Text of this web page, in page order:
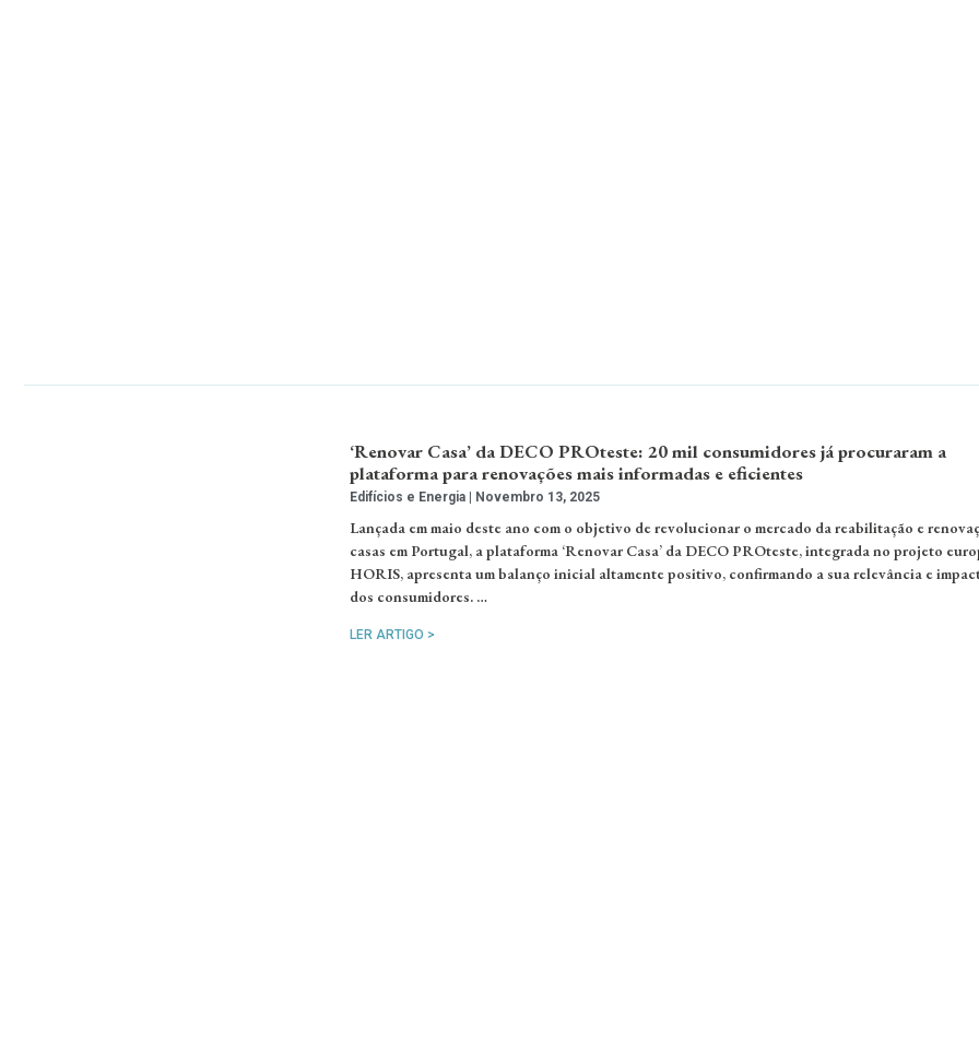
‘Renovar Casa’ da DECO PROteste: 20 mil consumidores já procuraram a
plataforma para renovações mais informadas e eficientes
Edifícios e Energia Novembro 13, 2025
Lançada em maio deste ano com o objetivo de revolucionar o mercado da reabilitação e
casas em Portugal, a plataforma ‘Renovar Casa’ da DECO PROteste, integrada no projeto
HORIS, apresenta um balanço inicial altamente positivo, confirmando a sua relevância e
dos consumidores. …
LER ARTIGO >